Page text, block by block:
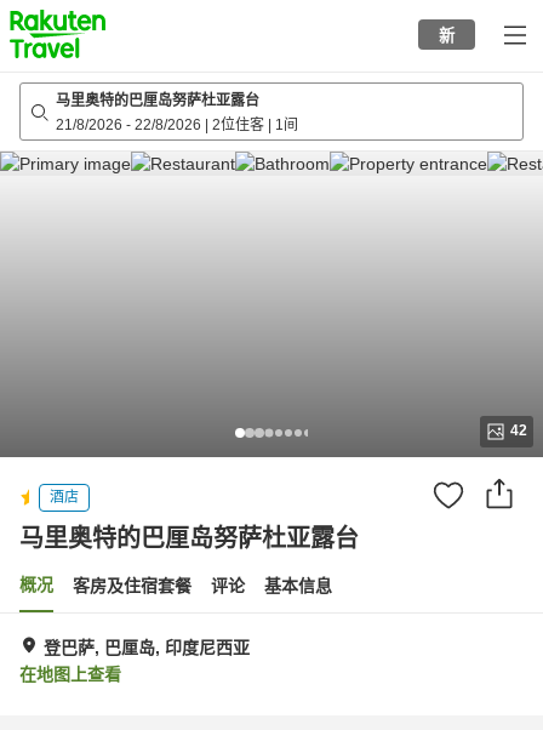
to
top
page
新
马里奥特的巴厘岛努萨杜亚露台
21/8/2026 - 22/8/2026 2位住客 1间
42
酒店
马里奥特的巴厘岛努萨杜亚露台
概况 客房及住宿套餐 评论 基本信息
登巴萨, 巴厘岛, 印度尼西亚
在地图上查看